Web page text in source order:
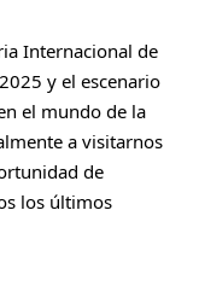
Internacional de
y el escenario
el mundo de la
a visitarnos
de
los últimos